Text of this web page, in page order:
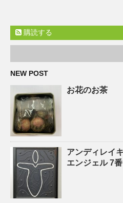
購読する
NEW POST
お花のお茶
アンディレイ
エンジェル 7番